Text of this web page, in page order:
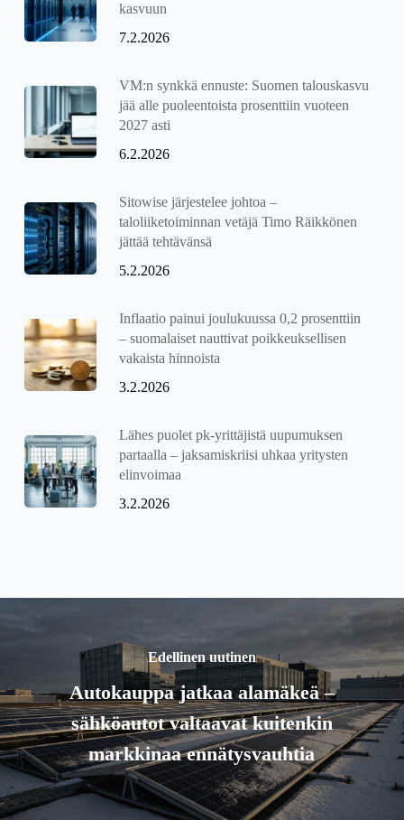
kasvuun
7.2.2026
VM:n synkkä ennuste: Suomen talouskasvu
jää alle puoleentoista prosenttiin vuoteen
2027 asti
6.2.2026
Sitowise järjestelee johtoa –
taloliiketoiminnan vetäjä Timo Räikkönen
jättää tehtävänsä
5.2.2026
Inflaatio painui joulukuussa 0,2 prosenttiin
– suomalaiset nauttivat poikkeuksellisen
vakaista hinnoista
3.2.2026
Lähes puolet pk-yrittäjistä uupumuksen
partaalla – jaksamiskriisi uhkaa yritysten
elinvoimaa
3.2.2026
Edellinen uutinen
Autokauppa jatkaa alamäkeä –
sähköautot valtaavat kuitenkin
markkinaa ennätysvauhtia